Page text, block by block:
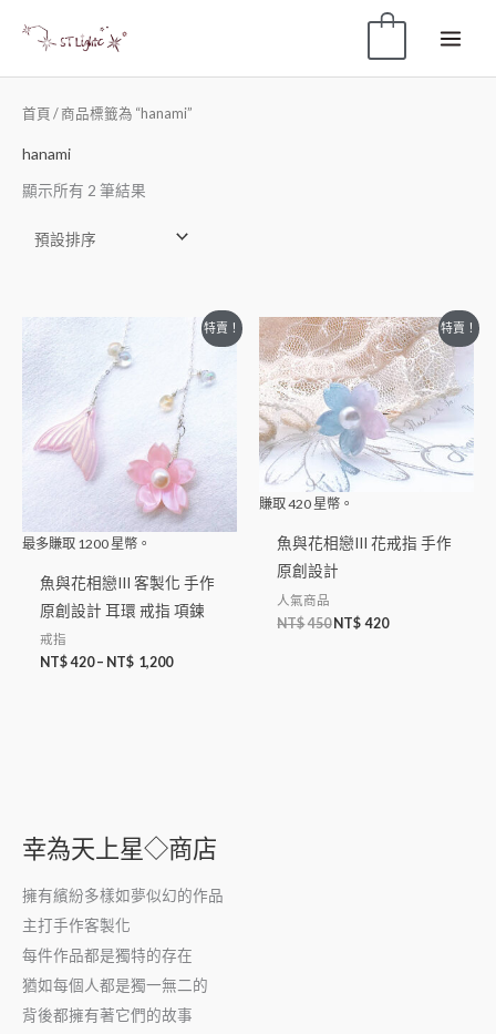
幸為天上星◇商店
擁有繽紛多樣如夢似幻的作品
主打手作客製化
每件作品都是獨特的存在
猶如每個人都是獨一無二的
背後都擁有著它們的故事
首頁 / 商品標籤為 “hanami”
hanami
顯示所有 2 筆結果
特賣！
最多賺取 1200 星幣。
魚與花相戀III 客製化 手作
原創設計 耳環 戒指 項鍊
戒指
NT$ 420– NT$ 1,200
特賣！
賺取420 星幣。
魚與花相戀III 花戒指 手作
原創設計
人氣商品
NT$ 450NT$ 420